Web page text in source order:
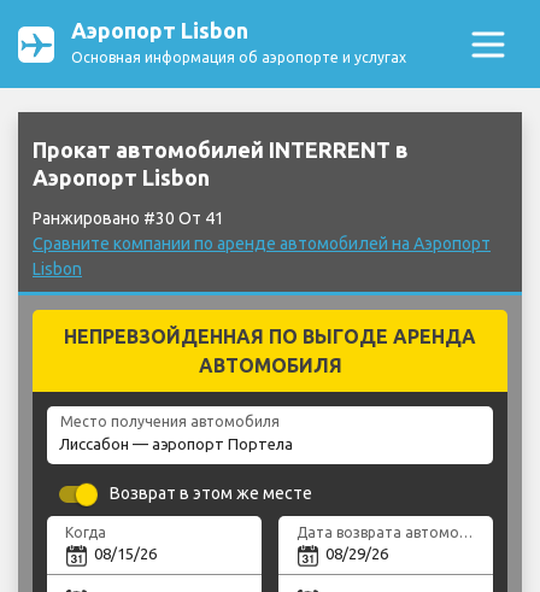
Аэропорт Lisbon
Основная информация об аэропорте и услугах
Прокат автомобилей INTERRENT в
Аэропорт Lisbon
Ранжировано #30 От 41
Сравните компании по аренде автомобилей на Аэропорт
Lisbon
НЕПРЕВЗОЙДЕННАЯ ПО ВЫГОДЕ АРЕНДА
АВТОМОБИЛЯ
Место получения автомобиля
Возврат в этом же месте
Когда Дата возврата автомобиля